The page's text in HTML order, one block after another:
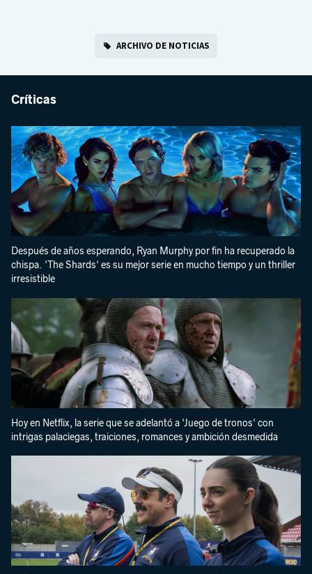
ARCHIVO DE NOTICIAS
Críticas
Después de años esperando, Ryan Murphy por fin ha recuperado la
chispa. 'The Shards' es su mejor serie en mucho tiempo y un thriller
irresistible
Hoy en Netflix, la serie que se adelantó a 'Juego de tronos' con
intrigas palaciegas, traiciones, romances y ambición desmedida